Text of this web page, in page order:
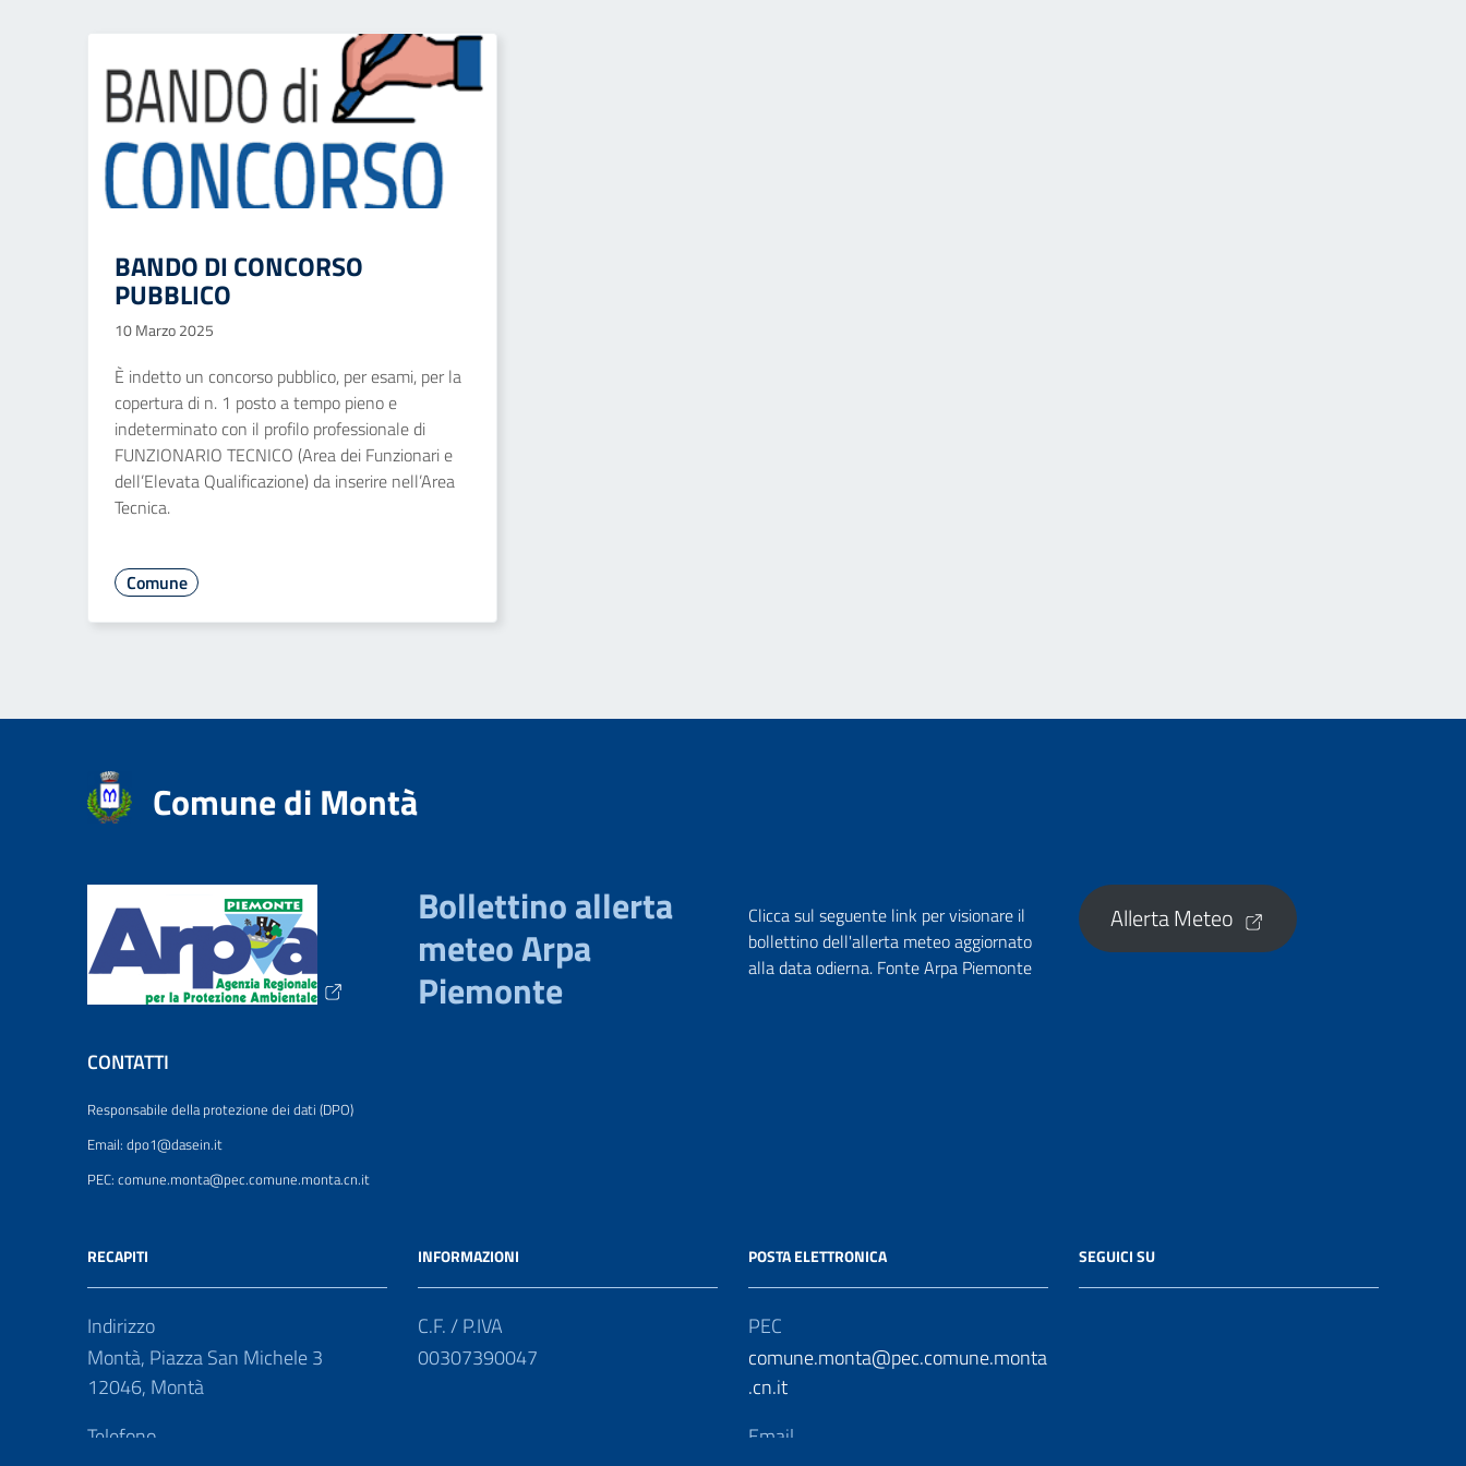
BANDO DI CONCORSO
PUBBLICO
10 Marzo 2025
È indetto un concorso pubblico, per esami, per la
copertura di n. 1 posto a tempo pieno e
indeterminato con il profilo professionale di
FUNZIONARIO TECNICO (Area dei Funzionari e
dell’Elevata Qualificazione) da inserire nell’Area
Tecnica.
Comune
Comune di Montà
Bollettino allerta
meteo Arpa
Piemonte
Clicca sul seguente link per visionare il
bollettino dell'allerta meteo aggiornato
alla data odierna. Fonte Arpa Piemonte
Allerta Meteo
CONTATTI
Responsabile della protezione dei dati (DPO)
Email: dpo1@dasein.it
PEC: comune.monta@pec.comune.monta.cn.it
RECAPITI
Indirizzo
Montà, Piazza San Michele 3
12046, Montà
Telefono
INFORMAZIONI
C.F. / P.IVA
00307390047
POSTA ELETTRONICA
PEC
comune.monta@pec.comune.monta
.cn.it
Email
SEGUICI SU